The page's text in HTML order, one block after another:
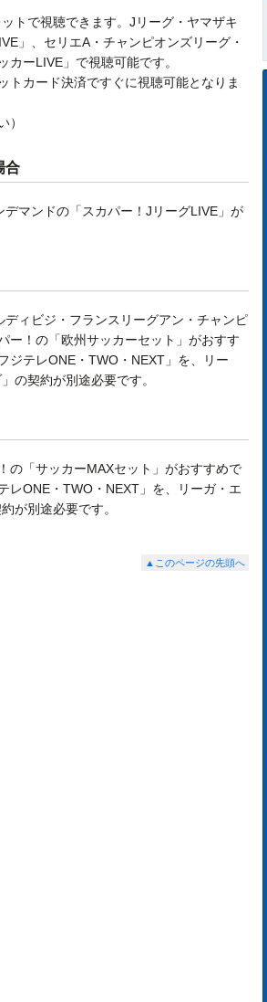
トで視聴できます。Jリーグ・ヤマザキ
」、セリエA・チャンピオンズリーグ・
ーLIVE」で視聴可能です。
トカード決済ですぐに視聴可能となりま
）
合
マンドの「スカパー！JリーグLIVE」が
ィビジ・フランスリーグアン・チャンピ
ー！の「欧州サッカーセット」がおすす
ジテレONE・TWO・NEXT」を、リー
の契約が別途必要です。
の「サッカーMAXセット」がおすすめで
レONE・TWO・NEXT」を、リーガ・エ
が別途必要です。
▲このページの先頭へ